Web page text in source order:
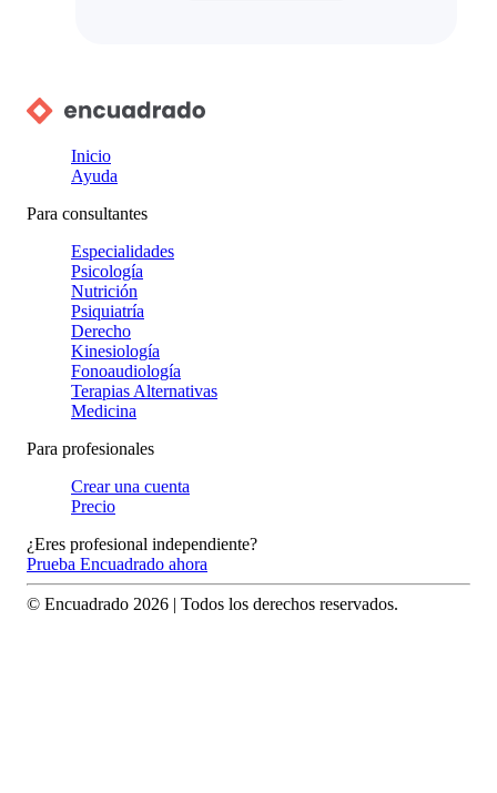
Inicio
Ayuda
Para consultantes
Especialidades
Psicología
Nutrición
Psiquiatría
Derecho
Kinesiología
Fonoaudiología
Terapias Alternativas
Medicina
Para profesionales
Crear una cuenta
Precio
¿Eres profesional independiente?
Prueba Encuadrado ahora
© Encuadrado 2026 | Todos los derechos reservados.